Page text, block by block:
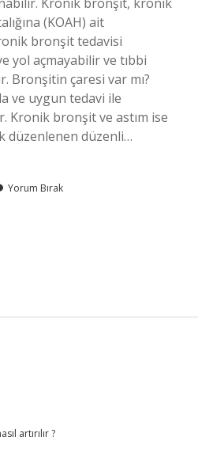
(KOAH) ait
bronşit tedavisi
yol açmayabilir ve tıbbi
Bronşitin çaresi var mı?
ve uygun tedavi ile
Kronik bronşit ve astım ise
düzenlenen düzenli…
Yorum Bırak
artırılır ?